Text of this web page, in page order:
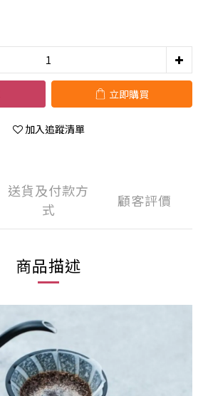
立即購買
加入追蹤清單
送貨及付款方
式
顧客評價
商品描述